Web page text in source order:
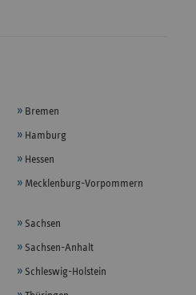
Bremen
Hamburg
Hessen
Mecklenburg-Vorpommern
Sachsen
Sachsen-Anhalt
Schleswig-Holstein